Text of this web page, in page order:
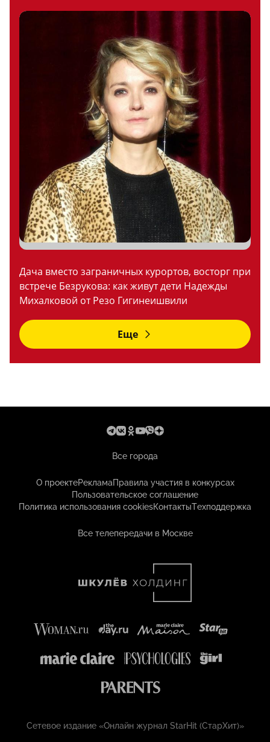
Дача вместо заграничных курортов, восторг при
встрече Безрукова: как живут дети Надежды
Михалковой от Резо Гигинеишвили
Еще
Все города
О проектеРекламаПравила участия в конкурсах
Пользовательское соглашение
Политика использования cookiesКонтактыТехподдержка
Все телепередачи в Москве
Сетевое издание «Онлайн журнал StarHit (СтарХит)»